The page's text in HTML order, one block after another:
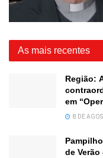
As mais recentes
Região:
em
8 DE
de